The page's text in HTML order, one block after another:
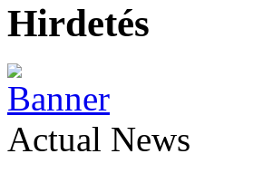
Hirdetés
Actual News